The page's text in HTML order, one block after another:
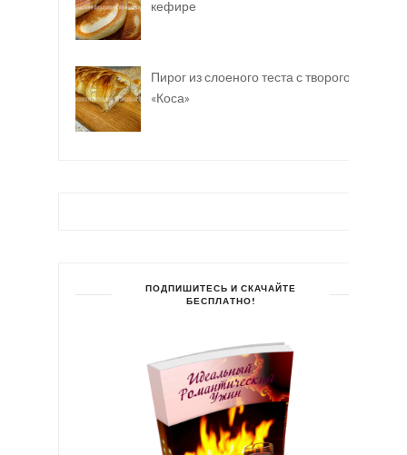
кефире
Пирог из слоеного теста с творогом
«Коса»
ПОДПИШИТЕСЬ И СКАЧАЙТЕ
БЕСПЛАТНО!